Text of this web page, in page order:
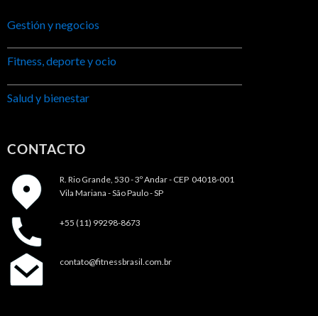
Gestión y negocios
Fitness, deporte y ocio
Salud y bienestar
CONTACTO
R. Rio Grande, 530 - 3º Andar - CEP 04018-001
Vila Mariana - São Paulo - SP
+55 (11) 99298-8673
contato@fitnessbrasil.com.br